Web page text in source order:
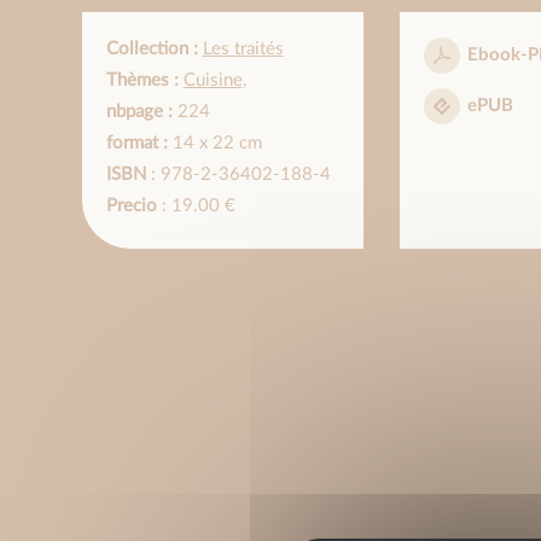
Collection : Les traités
Thèmes : Cuisine,
nbpage :224
format :14 x 22 cm
ISBN : 978-2-36402-188-4
Precio: 19.00 €
Ebook-
ePUB